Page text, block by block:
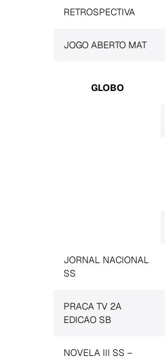
RETROSPECTIVA
JOGO ABERTO MAT
GLOBO
JORNAL NACIONAL
SS
PRACA TV 2A
EDICAO SB
NOVELA III SS –